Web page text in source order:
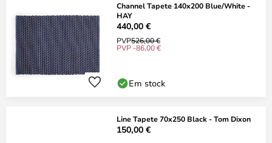
Channel Tapete 140x200 Blue/White -
HAY
440,00 €
PVP526,00 €
PVP -86,00 €
Em stock
Line Tapete 70x250 Black - Tom Dixon
150,00 €